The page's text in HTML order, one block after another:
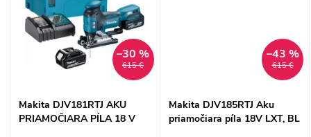
vybavená pokročilou
technológiou SOFT NO
LOAD, 3-polohovým
predkmitom, beznástrojovým
rýchloupínacím systémom
nakloniteľnou hliníkovou
základňou do 45°. Píla ponúka
615 €
–30 %
Makita DJV181RTJ AKU
PRIAMOČIARA PÍLA 18 V
615 €
–43 %
Makita DJV185RTJ Aku
priamočiara píla 18V LXT, BL